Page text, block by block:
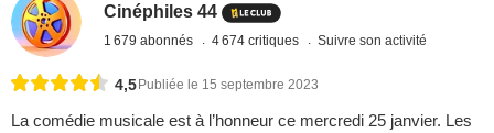
Cinéphiles 44
1 679 abonnés 4 674 critiques Suivre son activité
4,5 Publiée le 15 septembre 2023
La comédie musicale est à l’honneur ce mercredi 25 janvier. Les